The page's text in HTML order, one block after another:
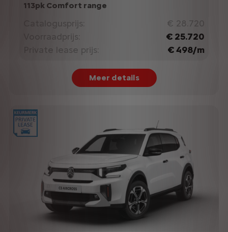
113pk Comfort range
Catalogusprijs:
€ 28.720
Voorraadprijs:
€ 25.720
Private lease prijs:
€ 498/m
Meer details